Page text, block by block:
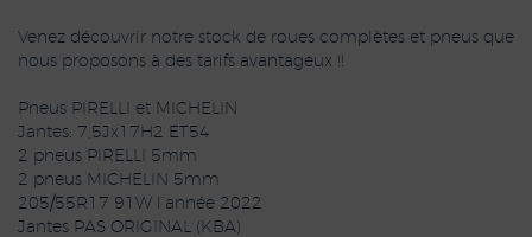
Venez découvrir notre stock de roues complètes et pneus que
nous proposons à des tarifs avantageux !!
Pneus PIRELLI et MICHELIN
Jantes: 7,5Jx17H2 ET54
2 pneus PIRELLI 5mm
2 pneus MICHELIN 5mm
205/55R17 91W l’année 2022
Jantes PAS ORIGINAL (KBA)